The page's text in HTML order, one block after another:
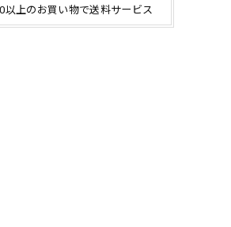
以上のお買い物で送料サービス